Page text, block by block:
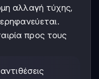
αλλαγή τύχης,
προς τους